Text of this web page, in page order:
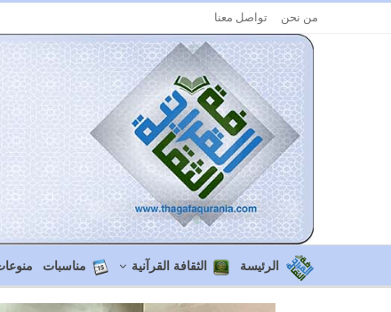
من نحن تواصل معنا
الرئيسة الثقافة القرآنية مناسبات